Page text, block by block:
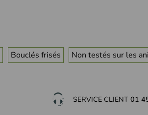
Bouclés frisés Non testés sur les
SERVICE CLIENT 01